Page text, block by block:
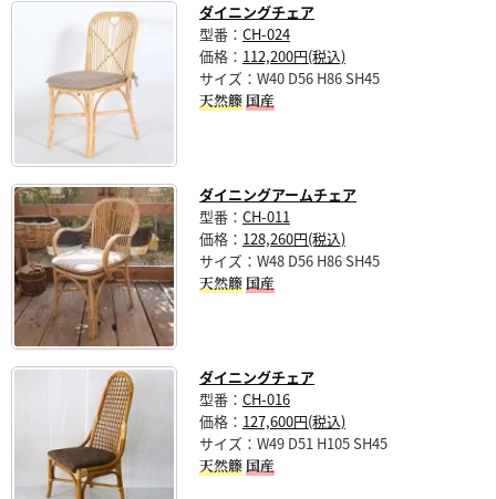
ダイニングチェア
型番： CH-024
価格： 112,200円(税込)
サイズ：W40 D56 H86 SH45
天然籐国産
ダイニングアームチェア
型番： CH-011
価格： 128,260円(税込)
サイズ：W48 D56 H86 SH45
天然籐国産
ダイニングチェア
型番： CH-016
価格： 127,600円(税込)
サイズ：W49 D51 H105 SH45
天然籐国産